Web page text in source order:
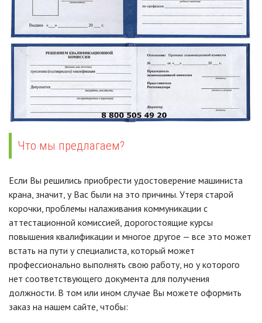
Что мы предлагаем?
Если Вы решились приобрести удостоверение машиниста
крана, значит, у Вас были на это причины. Утеря старой
корочки, проблемы налаживания коммуникации с
аттестационной комиссией, дорогостоящие курсы
повышения квалификации и многое другое — все это может
встать на пути у специалиста, который может
профессионально выполнять свою работу, но у которого
нет соответствующего документа для получения
должности. В том или ином случае Вы можете оформить
заказ на нашем сайте, чтобы: